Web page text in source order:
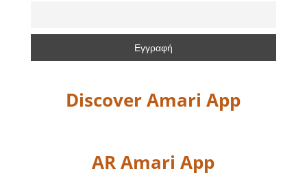
Discover Amari App
AR Amari App